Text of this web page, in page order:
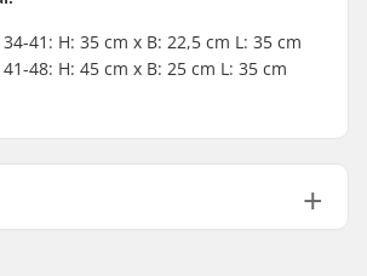
41: H: 35 cm x B: 22,5 cm L: 35 cm
48: H: 45 cm x B: 25 cm L: 35 cm